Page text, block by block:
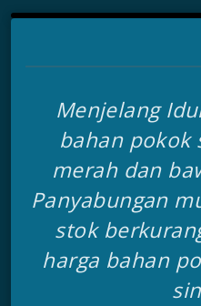
Menjelang
bahan pokok
merah dan
Panyabungan
stok
harga bahan